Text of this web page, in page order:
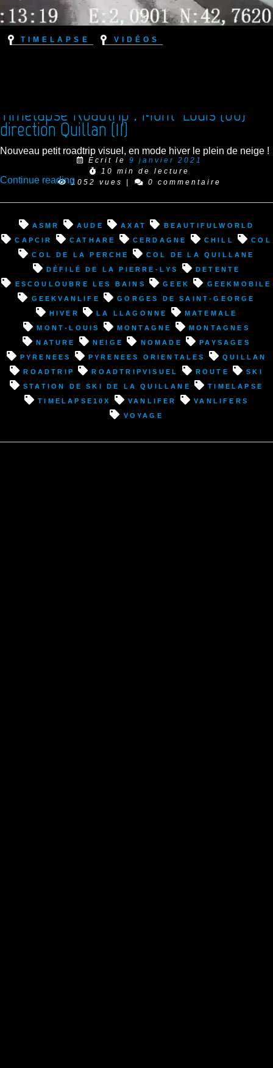
Timelapse Vidéos
Timelapse Roadtrip : Mont-Louis (66)
direction Quillan (11)
Ecrit le 9 janvier 2021
10 min de lecture
1052 vues
| 0 commentaire
Nouveau petit roadtrip visuel, en mode hiver le plein de neige !
Continue reading “Timelapse
Mont-
Louis
(66)
direction
Quillan
(11)”
asmr Aude Axat
beautifulworld
Capcir
cathare Cerdagne chill
col
Col de la Perche
Col de la Quillane
défilé de la Pierre-Lys
detente
Escouloubre les Bains
geek
geekmobile
geekvanlife
Gorges de Saint-George
hiver
La Llagonne
Matemale
Mont-Louis
montagne
montagnes
nature
neige nomade
paysages
pyrenees
pyrenees orientales
Quillan
roadtrip
roadtripvisuel route
ski
Station de ski de la Quillane
timelapse
timelapse10x
vanlifer
vanlifers
voyage